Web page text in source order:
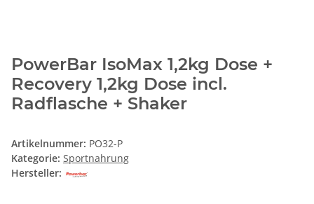
PowerBar IsoMax 1,2kg Dose +
Recovery 1,2kg Dose incl.
Radflasche + Shaker
Artikelnummer: PO32-P
Kategorie: Sportnahrung
Hersteller: